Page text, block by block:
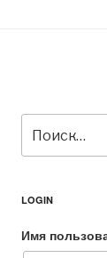
LOGIN
Имя